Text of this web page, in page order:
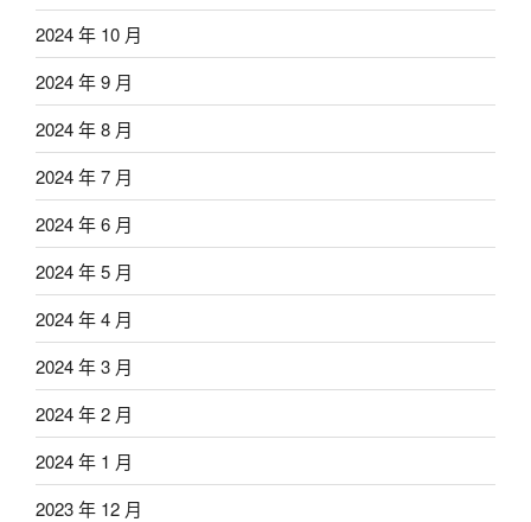
2024 年 10 月
2024 年 9 月
2024 年 8 月
2024 年 7 月
2024 年 6 月
2024 年 5 月
2024 年 4 月
2024 年 3 月
2024 年 2 月
2024 年 1 月
2023 年 12 月